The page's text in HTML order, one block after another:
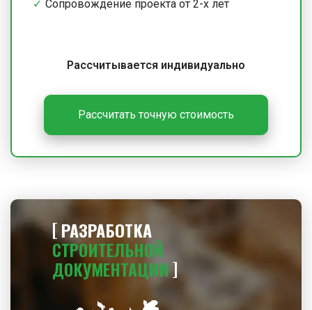
Сопровождение проекта от 2-х лет
Рассчитывается индивидуально
Рассчитать точную стоимость
РАЗРАБОТКА
СТРОИТЕЛЬНОЙ
ДОКУМЕНТАЦИИ